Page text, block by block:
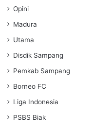
Opini
Madura
Utama
Disdik Sampang
Pemkab Sampang
Borneo FC
Liga Indonesia
PSBS Biak